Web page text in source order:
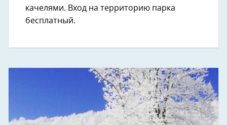
качелями. Вход на территорию парка
бесплатный.